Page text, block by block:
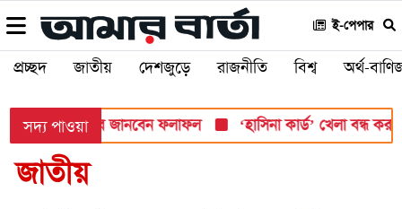
ই-পেপার
প্রচ্ছদ জাতীয় দেশজুড়ে রাজনীতি বিশ্ব অর্থ-
সদ্য পাওয়া
যেভাবে জানবেন ফলাফল ‘হাসিনা কার্ড’ খেলা বন্ধ করতে
জাতীয়